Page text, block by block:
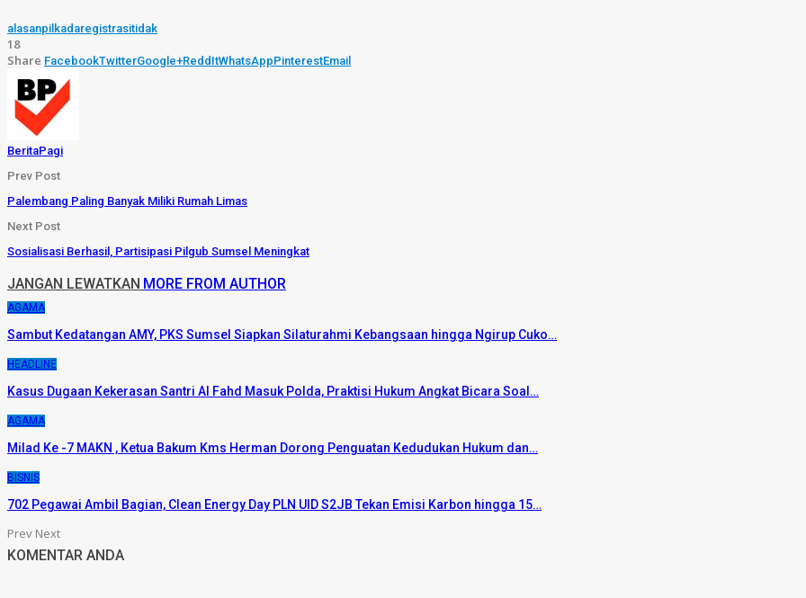
alasanpilkadaregistrasitidak
18
Share FacebookTwitterGoogle+ReddItWhatsAppPinterestEmail
BeritaPagi
Prev Post
Palembang Paling Banyak Miliki Rumah Limas
Next Post
Sosialisasi Berhasil, Partisipasi Pilgub Sumsel Meningkat
JANGAN LEWATKAN MORE FROM AUTHOR
AGAMA
Sambut Kedatangan AMY, PKS Sumsel Siapkan Silaturahmi Kebangsaan hingga Ngirup Cuko…
HEADLINE
Kasus Dugaan Kekerasan Santri Al Fahd Masuk Polda, Praktisi Hukum Angkat Bicara Soal…
AGAMA
Milad Ke -7 MAKN , Ketua Bakum Kms Herman Dorong Penguatan Kedudukan Hukum dan…
BISNIS
702 Pegawai Ambil Bagian, Clean Energy Day PLN UID S2JB Tekan Emisi Karbon hingga 15…
Prev Next
KOMENTAR ANDA